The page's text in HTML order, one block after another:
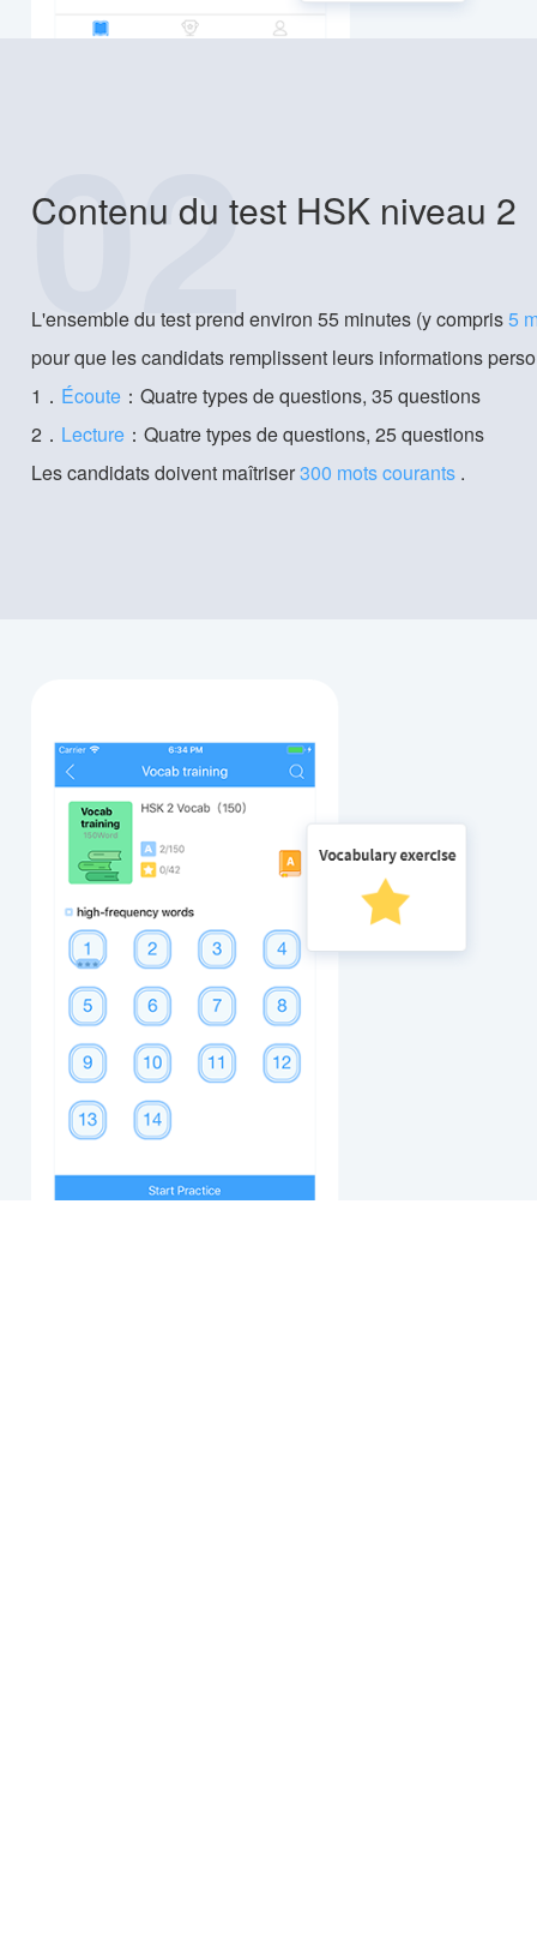
02
Contenu du test HSK niveau 2
L'ensemble du test prend environ 55 minutes (y compris5
pour que les candidats remplissent leurs informations
1． Écoute ：Quatre types de questions, 35 questions
2． Lecture ：Quatre types de questions, 25 questions
Les candidats doivent maîtriser300 mots courants .